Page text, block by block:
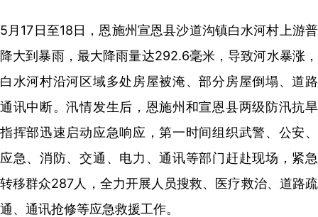
5月17日至18日，恩施州宣恩县沙道沟镇白水河村上游普
降大到暴雨，最大降雨量达292.6毫米，导致河水暴涨，
白水河村沿河区域多处房屋被淹、部分房屋倒塌、道路
通讯中断。汛情发生后，恩施州和宣恩县两级防汛抗旱
指挥部迅速启动应急响应，第一时间组织武警、公安、
应急、消防、交通、电力、通讯等部门赶赴现场，紧急
转移群众287人，全力开展人员搜救、医疗救治、道路疏
通、通讯抢修等应急救援工作。